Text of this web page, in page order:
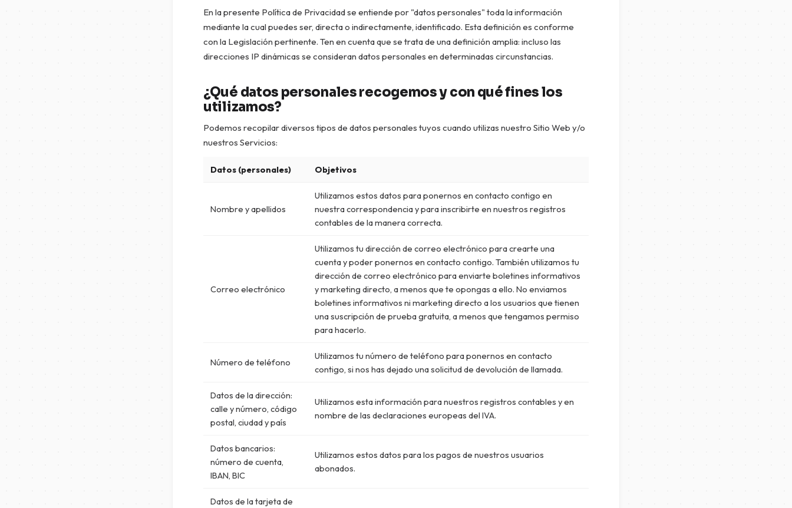
En la presente Política de Privacidad se entiende por "datos personales" toda la información
mediante la cual puedes ser, directa o indirectamente, identificado. Esta definición es conforme
con la Legislación pertinente. Ten en cuenta que se trata de una definición amplia: incluso las
direcciones IP dinámicas se consideran datos personales en determinadas circunstancias.
¿Qué datos personales recogemos y con qué fines los
utilizamos?
Podemos recopilar diversos tipos de datos personales tuyos cuando utilizas nuestro Sitio Web y/o
nuestros Servicios:
Datos (personales) Objetivos
Nombre y apellidos
Utilizamos estos datos para ponernos en contacto contigo en
nuestra correspondencia y para inscribirte en nuestros registros
contables de la manera correcta.
Correo electrónico
Utilizamos tu dirección de correo electrónico para crearte una
cuenta y poder ponernos en contacto contigo. También utilizamos tu
dirección de correo electrónico para enviarte boletines informativos
y marketing directo, a menos que te opongas a ello. No enviamos
boletines informativos ni marketing directo a los usuarios que tienen
una suscripción de prueba gratuita, a menos que tengamos permiso
para hacerlo.
Número de teléfono
Utilizamos tu número de teléfono para ponernos en contacto
contigo, si nos has dejado una solicitud de devolución de llamada.
Datos de la dirección:
calle y número, código
postal, ciudad y país
Utilizamos esta información para nuestros registros contables y en
nombre de las declaraciones europeas del IVA.
Datos bancarios:
número de cuenta,
IBAN, BIC
Utilizamos estos datos para los pagos de nuestros usuarios
abonados.
Datos de la tarjeta de